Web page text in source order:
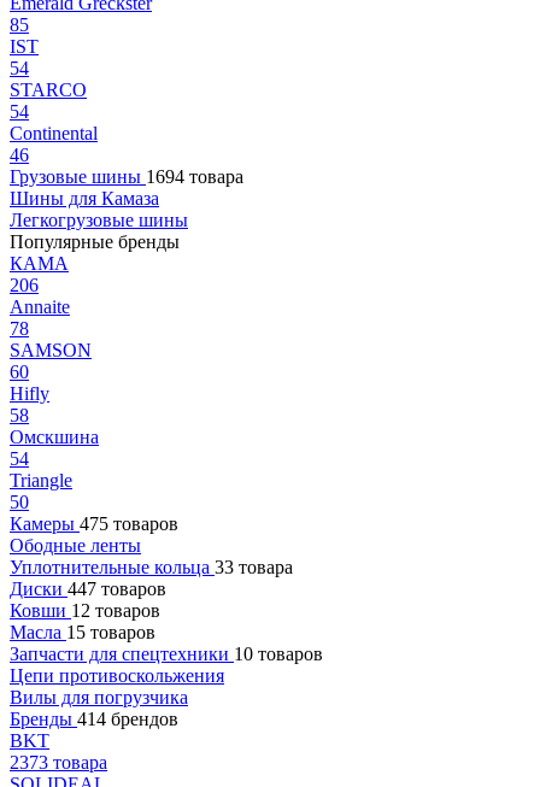
85
IST
54
STARCO
54
Continental
46
Грузовые шины 1694 товара
Шины для Камаза
Легкогрузовые шины
Популярные бренды
КАМА
206
Annaite
78
SAMSON
60
Hifly
58
Омскшина
54
Triangle
50
Камеры 475 товаров
Ободные ленты
Уплотнительные кольца 33 товара
Диски 447 товаров
Ковши 12 товаров
Масла 15 товаров
Запчасти для спецтехники 10 товаров
Цепи противоскольжения
Вилы для погрузчика
Бренды 414 брендов
BKT
2373 товара